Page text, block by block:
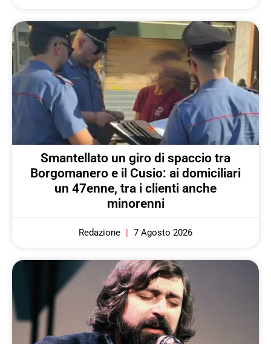
Smantellato un giro di spaccio tra
Borgomanero e il Cusio: ai domiciliari
un 47enne, tra i clienti anche
minorenni
Redazione 7 Agosto 2026